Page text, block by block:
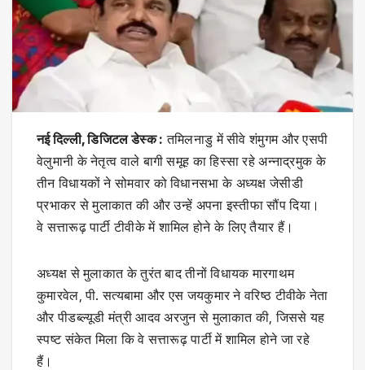
नई दिल्ली, डिजिटल डेस्क : तमिलनाडु में सीवे शंमुगम और एसपी
वेलुमानी के नेतृत्व वाले बागी समूह का हिस्सा रहे अन्नाद्रमुक के
तीन विधायकों ने सोमवार को विधानसभा के अध्यक्ष जेसीडी
प्रभाकर से मुलाकात की और उन्हें अपना इस्तीफा सौंप दिया।
वे सत्तारूढ़ पार्टी टीवीके में शामिल होने के लिए तैयार हैं।
अध्यक्ष से मुलाकात के तुरंत बाद तीनों विधायक मारगाथम
कुमारवेल, पी. सत्यबामा और एस जयकुमार ने वरिष्ठ टीवीके नेता
और पीडब्ल्यूडी मंत्री आदव अरजुन से मुलाकात की, जिससे यह
स्पष्ट संकेत मिला कि वे सत्तारूढ़ पार्टी में शामिल होने जा रहे
हैं।